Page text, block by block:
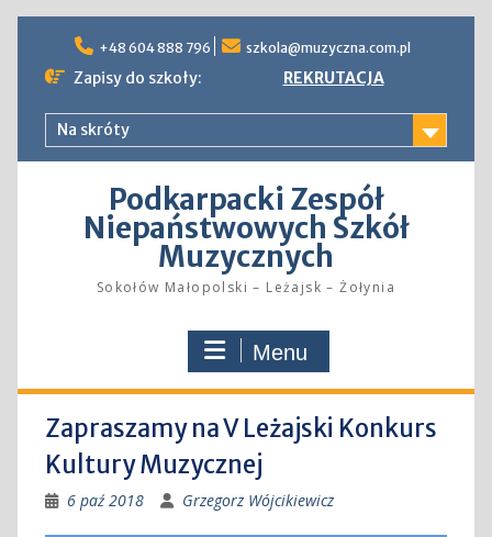
content
+48 604 888 796 szkola@muzyczna.com.pl
Zapisy do szkoły: REKRUTACJA
Na skróty
Podkarpacki Zespół
Niepaństwowych Szkół
Muzycznych
Sokołów Małopolski – Leżajsk – Żołynia
Menu
Zapraszamy na V Leżajski Konkurs
Kultury Muzycznej
6 paź 2018 Grzegorz Wójcikiewicz